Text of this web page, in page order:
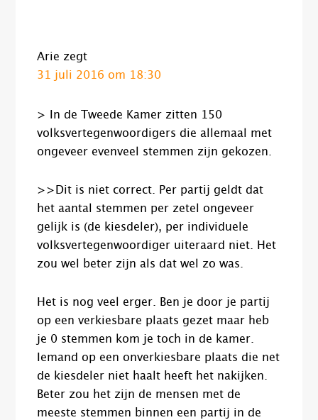
Arie zegt
31 juli 2016 om 18:30
> In de Tweede Kamer zitten 150
volksvertegenwoordigers die allemaal met
ongeveer evenveel stemmen zijn gekozen.
>>Dit is niet correct. Per partij geldt dat
het aantal stemmen per zetel ongeveer
gelijk is (de kiesdeler), per individuele
volksvertegenwoordiger uiteraard niet. Het
zou wel beter zijn als dat wel zo was.
Het is nog veel erger. Ben je door je partij
op een verkiesbare plaats gezet maar heb
je 0 stemmen kom je toch in de kamer.
Iemand op een onverkiesbare plaats die net
de kiesdeler niet haalt heeft het nakijken.
Beter zou het zijn de mensen met de
meeste stemmen binnen een partij in de